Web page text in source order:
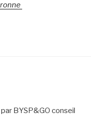
BYSP&GO conseil